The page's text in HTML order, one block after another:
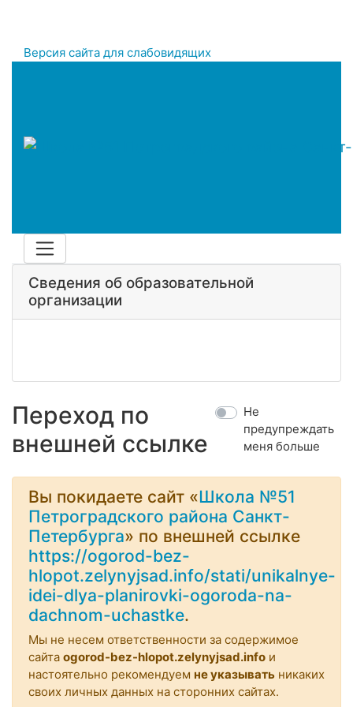
Версия сайта для слабовидящих
Сведения об образовательной
организации
Переход по
внешней ссылке
Не
предупреждать
меня больше
Вы покидаете сайт «Школа №51
Петроградского района Санкт-
Петербурга» по внешней ссылке
https://ogorod-bez-
hlopot.zelynyjsad.info/stati/unikalnye-
idei-dlya-planirovki-ogoroda-na-
dachnom-uchastke.
Мы не несем ответственности за содержимое
сайта ogorod-bez-hlopot.zelynyjsad.info и
настоятельно рекомендуем не указывать никаких
своих личных данных на сторонних сайтах.